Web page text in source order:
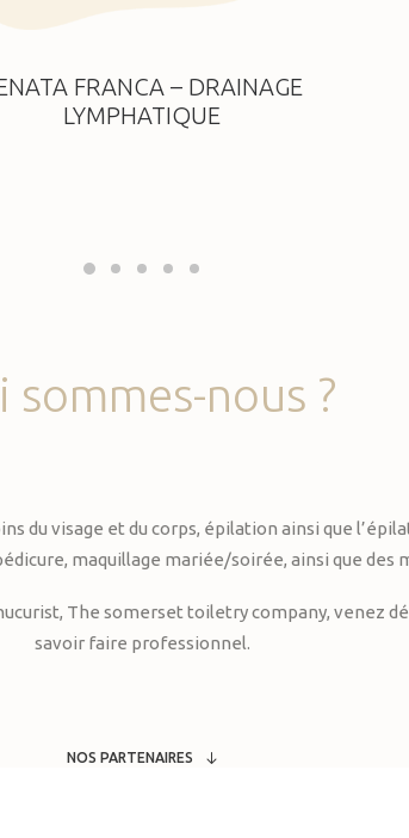
FRANCA – DRAINAGE
LYMPHATIQUE
sommes-nous ?
du visage et du corps, épilation ainsi que
maquillage mariée/soirée, ainsi que des
The somerset toiletry company, venez
savoir faire professionnel.
NOS PARTENAIRES